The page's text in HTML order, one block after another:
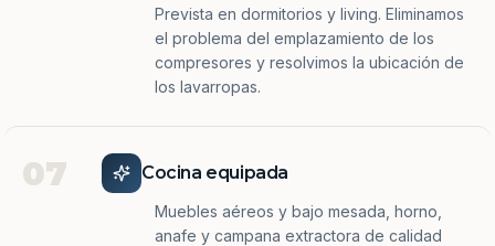
Prevista en dormitorios y living. Eliminamos
el problema del emplazamiento de los
compresores y resolvimos la ubicación de
los lavarropas.
07 Cocina equipada
Muebles aéreos y bajo mesada, horno,
anafe y campana extractora de calidad